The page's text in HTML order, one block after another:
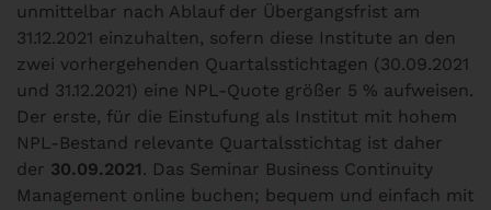
unmittelbar nach Ablauf der Übergangsfrist am
31.12.2021 einzuhalten, sofern diese Institute an den
zwei vorhergehenden Quartalsstichtagen (30.09.2021
und 31.12.2021) eine NPL-Quote größer 5 % aufweisen.
Der erste, für die Einstufung als Institut mit hohem
NPL-Bestand relevante Quartalsstichtag ist daher
der 30.09.2021. Das Seminar Business Continuity
Management online buchen; bequem und einfach mit